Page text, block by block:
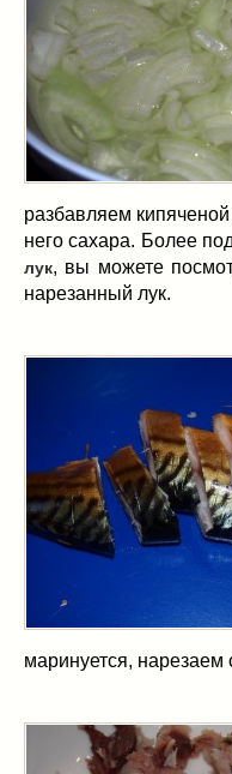
разбавляем
него сахара. Более
лук, вы можете
нарезанный лук.
маринуется, нарезаем